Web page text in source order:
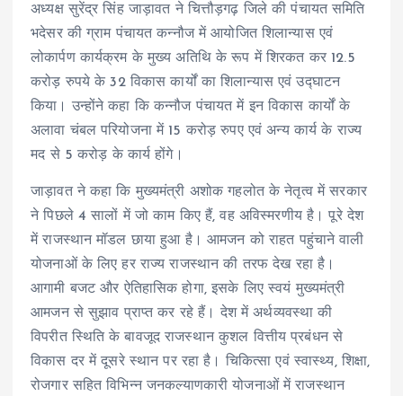
अध्यक्ष सुरेंद्र सिंह जाड़ावत ने चित्तौड़गढ़ जिले की पंचायत समिति
भदेसर की ग्राम पंचायत कन्नौज में आयोजित शिलान्यास एवं
लोकार्पण कार्यक्रम के मुख्य अतिथि के रूप में शिरकत कर 12.5
करोड़ रुपये के 32 विकास कार्यों का शिलान्यास एवं उद्घाटन
किया। उन्होंने कहा कि कन्नौज पंचायत में इन विकास कार्यों के
अलावा चंबल परियोजना में 15 करोड़ रुपए एवं अन्य कार्य के राज्य
मद से 5 करोड़ के कार्य होंगे।
जाड़ावत ने कहा कि मुख्यमंत्री अशोक गहलोत के नेतृत्व में सरकार
ने पिछले 4 सालों में जो काम किए हैं, वह अविस्मरणीय है। पूरे देश
में राजस्थान मॉडल छाया हुआ है। आमजन को राहत पहुंचाने वाली
योजनाओं के लिए हर राज्य राजस्थान की तरफ देख रहा है।
आगामी बजट और ऐतिहासिक होगा, इसके लिए स्वयं मुख्यमंत्री
आमजन से सुझाव प्राप्त कर रहे हैं। देश में अर्थव्यवस्था की
विपरीत स्थिति के बावजूद राजस्थान कुशल वित्तीय प्रबंधन से
विकास दर में दूसरे स्थान पर रहा है। चिकित्सा एवं स्वास्थ्य, शिक्षा,
रोजगार सहित विभिन्न जनकल्याणकारी योजनाओं में राजस्थान